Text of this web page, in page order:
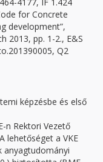
for Concrete
development”,
2013, pp. 1-2., E&S
Q2
képzésbe és első
n Rektori Vezető
lehetőséget a VKE
anyagtudományi